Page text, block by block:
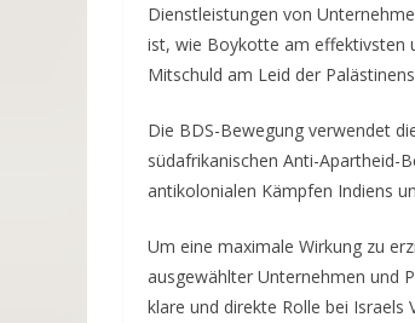
Dienstleistungen von
ist, wie Boykotte am effektivsten
Mitschuld am Leid der
Die BDS-Bewegung verwendet
südafrikanischen Anti-Apartheid-
antikolonialen Kämpfen Indiens
Um eine maximale Wirkung zu
ausgewählter Unternehmen und
klare und direkte Rolle bei Israels